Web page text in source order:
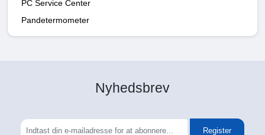
PC Service Center
Pandetermometer
Nyhedsbrev
Register